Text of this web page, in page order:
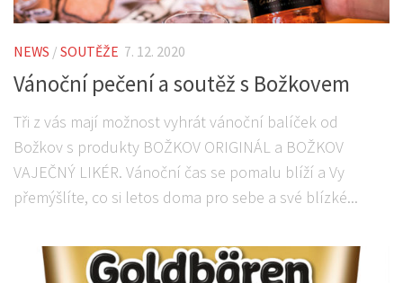
NEWS / SOUTĚŽE 7. 12. 2020
Vánoční pečení a soutěž s Božkovem
Tři z vás mají možnost vyhrát vánoční balíček od
Božkov s produkty BOŽKOV ORIGINÁL a BOŽKOV
VAJEČNÝ LIKÉR. Vánoční čas se pomalu blíží a Vy
přemýšlíte, co si letos doma pro sebe a své blízké...